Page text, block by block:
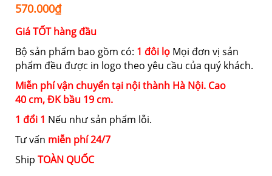
570.000₫
Giá TỐT hàng đầu
Bộ sản phẩm bao gồm có: 1 đôi lọ Mọi đơn vị sản
phẩm đều được in logo theo yêu cầu của quý khách.
Miễn phí vận chuyển tại nội thành Hà Nội. Cao
40 cm,ĐK bầu 19 cm.
1 đổi 1 Nếu như sản phẩm lỗi.
Tư vấn miễn phí 24/7
Ship TOÀN QUỐC